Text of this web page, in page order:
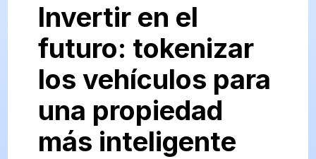
Invertir en el
futuro: tokenizar
los vehículos para
una propiedad
más inteligente